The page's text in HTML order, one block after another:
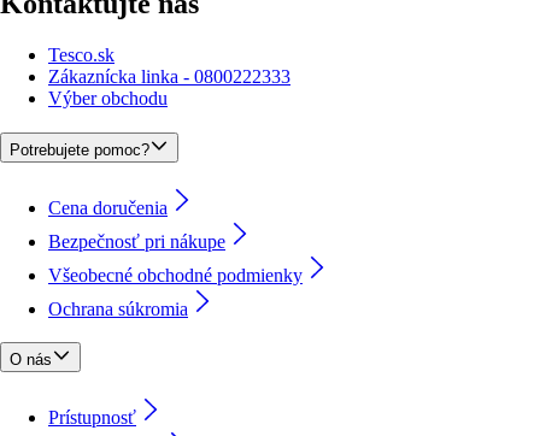
Tesco.sk
Zákaznícka linka - 0800222333
Výber obchodu
Potrebujete pomoc?
Cena doručenia
Bezpečnosť pri nákupe
Všeobecné obchodné podmienky
Ochrana súkromia
O nás
Prístupnosť